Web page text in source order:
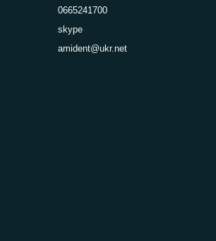
0665241700
skype
amident@ukr.net